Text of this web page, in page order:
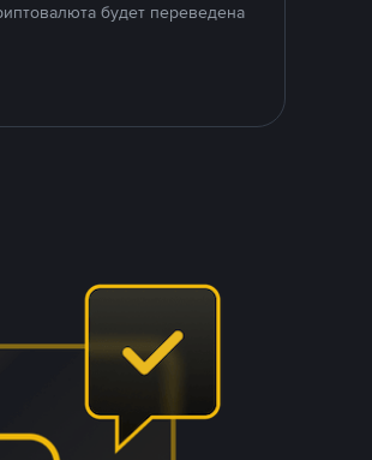
будет переведена